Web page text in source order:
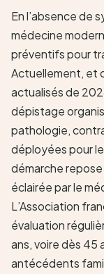
En l’absence de
médecine
préventifs pour
Actuellement, et
actualisés de
dépistage
pathologie,
déployées pour
démarche
éclairée par le
L’Association
évaluation
ans, voire dès 45
antécédents